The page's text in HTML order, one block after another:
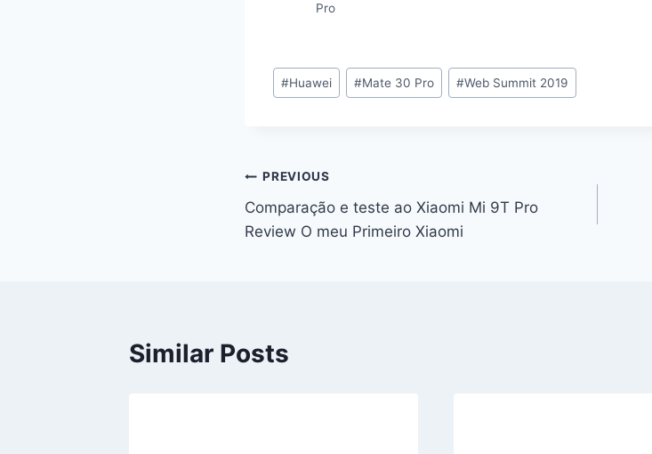
Pro
Post
Tags:
#Huawei #Mate 30 Pro #Web Summit 2019
Navegação
de
PREVIOUS
Comparação e teste ao Xiaomi Mi 9T Pro
Review O meu Primeiro Xiaomi
Similar Posts